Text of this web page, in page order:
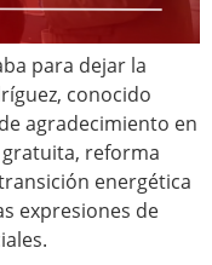
para dejar la
conocido
agradecimiento en
reforma
energética
expresiones de